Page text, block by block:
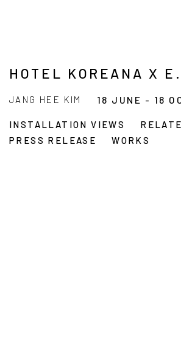
HOTEL KOREANA X
JANG HEE KIM 18 JUNE - 18
INSTALLATION VIEWS
PRESS RELEASE
WORKS